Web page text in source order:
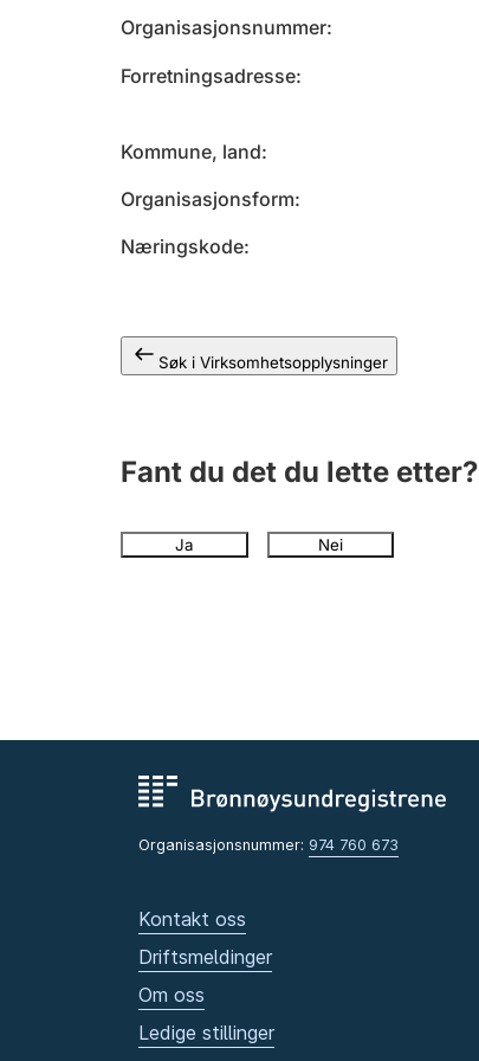
Organisasjonsnummer
Forretningsadresse
Kommune, land
Organisasjonsform
Næringskode
Søk i Virksomhetsopplysninger
Fant du det du lette etter?
Ja Nei
Organisasjonsnummer: 974 760 673
Kontakt oss
Driftsmeldinger
Om oss
Ledige stillinger